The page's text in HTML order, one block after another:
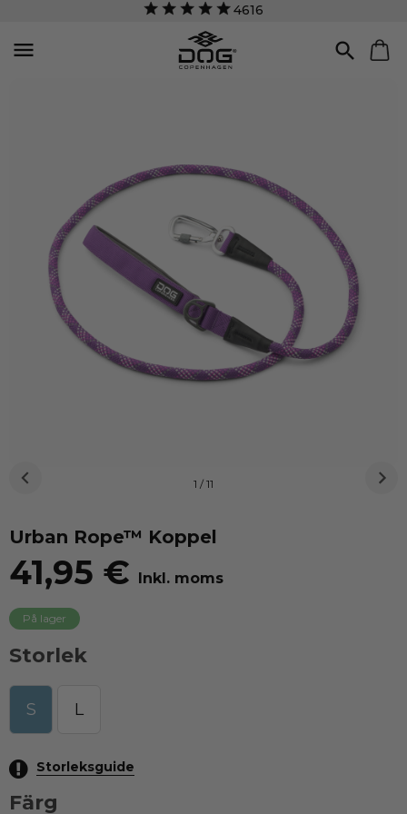
4616
 
1 / 11
Urban Rope™ Koppel
41,95 € Inkl. moms
På lager
Storlek
S L
Storleksguide
Färg